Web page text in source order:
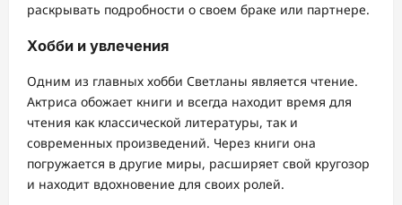
раскрывать подробности о своем браке или партнере.
Хобби и увлечения
Одним из главных хобби Светланы является чтение.
Актриса обожает книги и всегда находит время для
чтения как классической литературы, так и
современных произведений. Через книги она
погружается в другие миры, расширяет свой кругозор
и находит вдохновение для своих ролей.